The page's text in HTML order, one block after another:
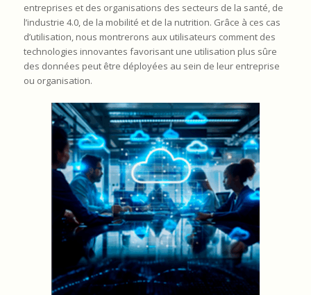
entreprises et des organisations des secteurs de la santé, de
l’industrie 4.0, de la mobilité et de la nutrition. Grâce à ces cas
d’utilisation, nous montrerons aux utilisateurs comment des
technologies innovantes favorisant une utilisation plus sûre
des données peut être déployées au sein de leur entreprise
ou organisation.